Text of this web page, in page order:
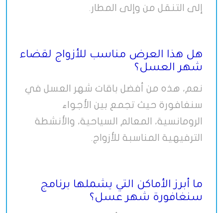
إلى التنقل من وإلى المطار .
هل هذا العرض مناسب للأزواج لقضاء
شهر العسل؟
نعم، هذه من أفضل باقات شهر العسل في
سنغافورة حيث تجمع بين الأجواء
الرومانسية، المعالم السياحية، والأنشطة
الترفيهية المناسبة للأزواج .
ما أبرز الأماكن التي يشملها برنامج
سنغافورة شهر عسل؟